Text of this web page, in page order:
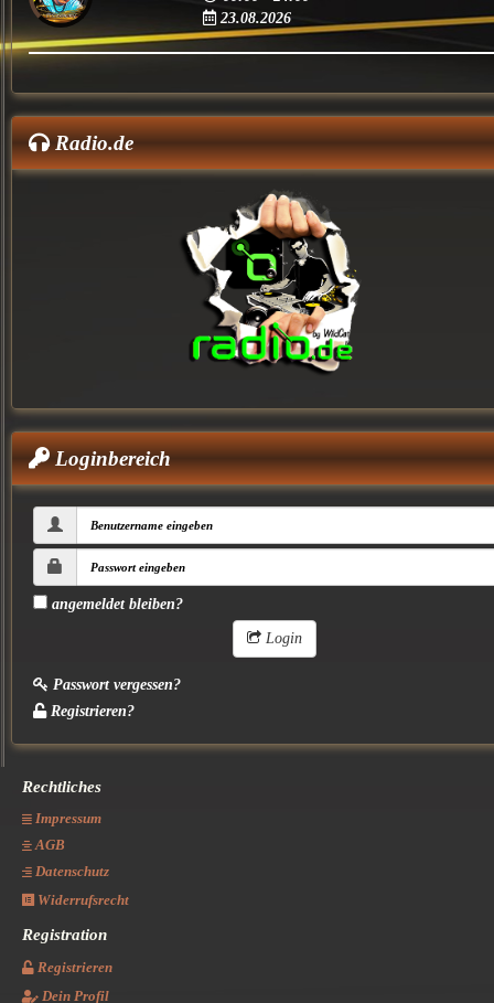
23.08.2026
Radio.de
Loginbereich
angemeldet bleiben?
Login
Passwort vergessen?
Registrieren?
Rechtliches
Impressum
AGB
Datenschutz
Widerrufsrecht
Registration
Registrieren
Dein Profil